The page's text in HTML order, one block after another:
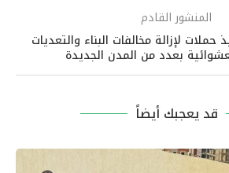
المنشور القادم
حملات لإزالة مخالفات البناء والتعديات
بعدد من المدن الجديدة
قد يعجبك أيضاً